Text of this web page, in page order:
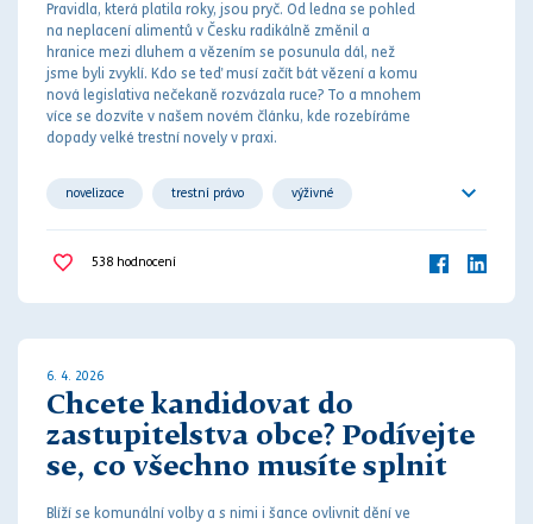
Pravidla, která platila roky, jsou pryč. Od ledna se pohled
na neplacení alimentů v Česku radikálně změnil a
hranice mezi dluhem a vězením se posunula dál, než
jsme byli zvyklí. Kdo se teď musí začít bát vězení a komu
nová legislativa nečekaně rozvázala ruce? To a mnohem
více se dozvíte v našem novém článku, kde rozebíráme
dopady velké trestní novely v praxi.
novelizace trestní právo výživné
vyživovací povinnost
538 hodnocení
6. 4. 2026
Chcete kandidovat do
zastupitelstva obce? Podívejte
se, co všechno musíte splnit
Blíží se komunální volby a s nimi i šance ovlivnit dění ve